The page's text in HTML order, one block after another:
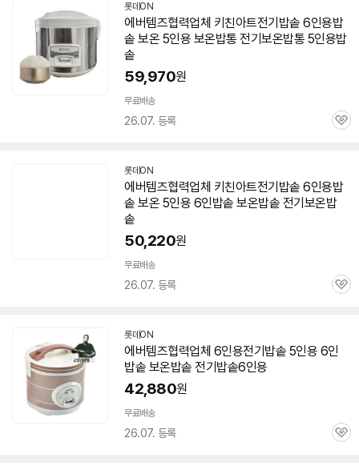
롯데ON
에버템즈협력업체 키친아트전기밥솥 6인용밥
솥 보온 5인용 보온밥통 전기보온밥통 5인용밥
솥
59,970원
무료배송
26.07. 등록
관
롯데ON
에버템즈협력업체 키친아트전기밥솥 6인용밥
솥 보온 5인용 6인밥솥 보온밥솥 전기보온밥
솥
50,220원
무료배송
26.07. 등록
관
롯데ON
에버템즈협력업체 6인용전기밥솥 5인용 6인
밥솥 보온밥솥 전기밥솥6인용
42,880원
무료배송
26.07. 등록
관